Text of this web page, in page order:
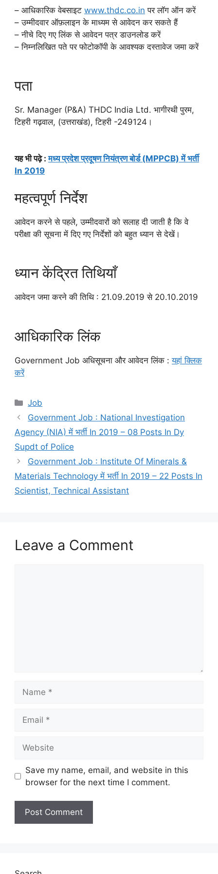
– आधिकारिक वेबसाइट www.thdc.co.in पर लॉग ऑन करें
– उम्मीदवार ऑफ़लाइन के माध्यम से आवेदन कर सकते हैं
– नीचे दिए गए लिंक से आवेदन पत्र डाउनलोड करें
– निम्नलिखित पते पर फोटोकॉपी के आवश्यक दस्तावेज जमा करें
पता
Sr. Manager (P&A) THDC India Ltd. भागीरथी पुरम,
टिहरी गढ़वाल, (उत्तराखंड), टिहरी -249124।
यह भी पढ़े :मध्य प्रदेश प्रदूषण नियंत्रण बोर्ड (MPPCB) में भर्ती
In 2019
महत्वपूर्ण निर्देश
आवेदन करने से पहले, उम्मीदवारों को सलाह दी जाती है कि वे
परीक्षा की सूचना में दिए गए निर्देशों को बहुत ध्यान से देखें।
ध्यान केंद्रित तिथियाँ
आवेदन जमा करने की तिथि : 21.09.2019 से 20.10.2019
आधिकारिक लिंक
Government Job अधिसूचना और आवेदन लिंक :यहां क्लिक
करें
Categories
Job
Government Job : National Investigation
Agency (NIA) में भर्ती In 2019 – 08 Posts In Dy
Supdt of Police
Government Job : Institute Of Minerals &
Materials Technology में भर्ती In 2019 – 22 Posts In
Scientist, Technical Assistant
Leave a Comment
Save my name, email, and website in this
browser for the next time I comment.